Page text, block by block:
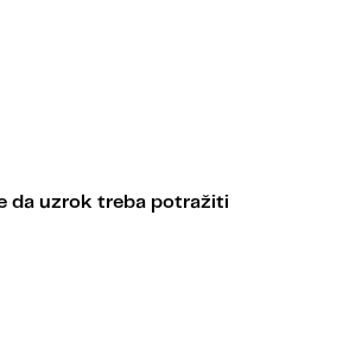
da uzrok treba potražiti